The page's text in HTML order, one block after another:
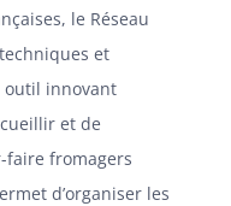
le Réseau
et
outil innovant
et de
faire fromagers
d’organiser les